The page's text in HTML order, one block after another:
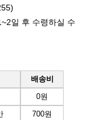
일 후 수령하실 수
배송비
0원
700원